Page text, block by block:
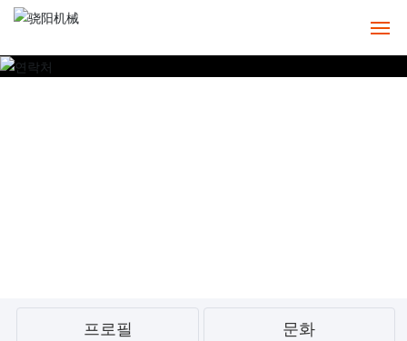
홈
뉴스
프로필 문화